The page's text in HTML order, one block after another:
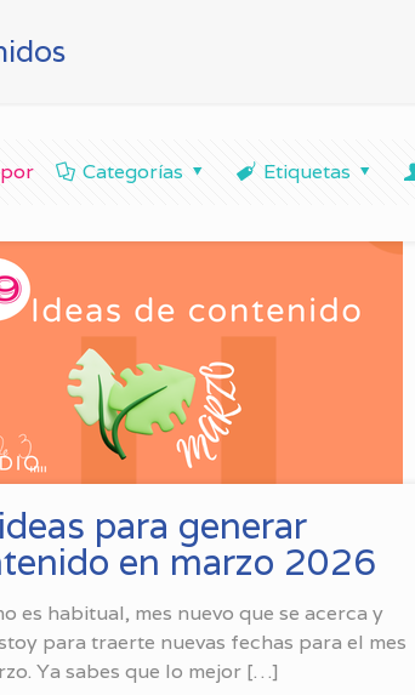
Categorías Etiquetas
para generar
en marzo 2026
es habitual, mes nuevo que se acerca y
para traerte nuevas fechas para el mes
Ya sabes que lo mejor […]